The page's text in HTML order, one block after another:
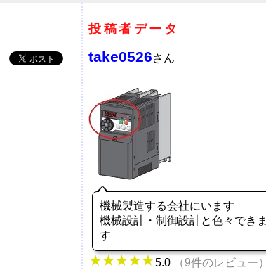
投稿者データ
take0526さん
機械製造する会社にいます
機械設計・制御設計と色々できま
す
5.0 （9件のレビュー）